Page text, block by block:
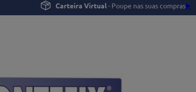
Carteira Virtual- Poupe nas suas compras▶️